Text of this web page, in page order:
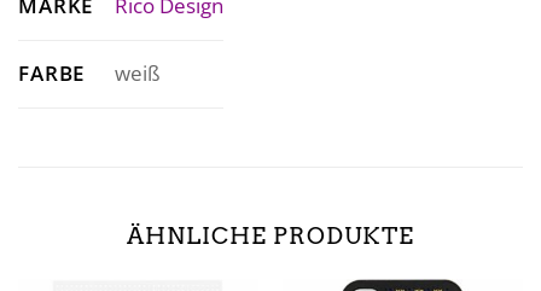
Rico Design
FARBE weiß
ÄHNLICHE PRODUKTE